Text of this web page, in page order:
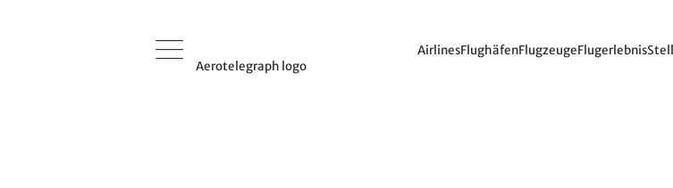
Aerotelegraph logo
AirlinesFlughäfenFlugzeugeFlugerlebnis